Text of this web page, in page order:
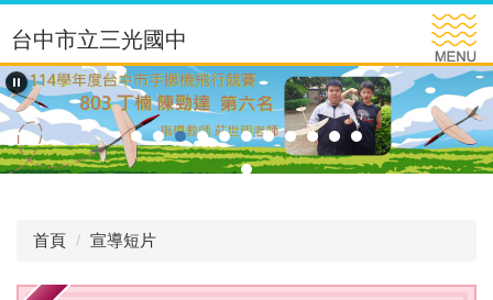
到
主
要
內
容
區
台中市立三光國中
首頁 宣導短片